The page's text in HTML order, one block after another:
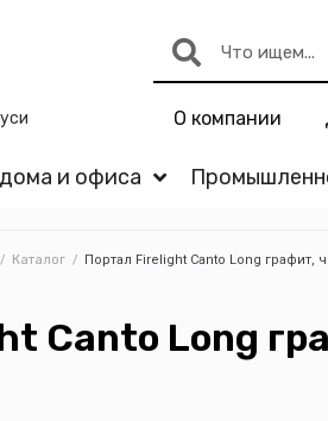
О компании
и офиса
/ Каталог / Портал Firelight Canto Long графит,
Canto Long